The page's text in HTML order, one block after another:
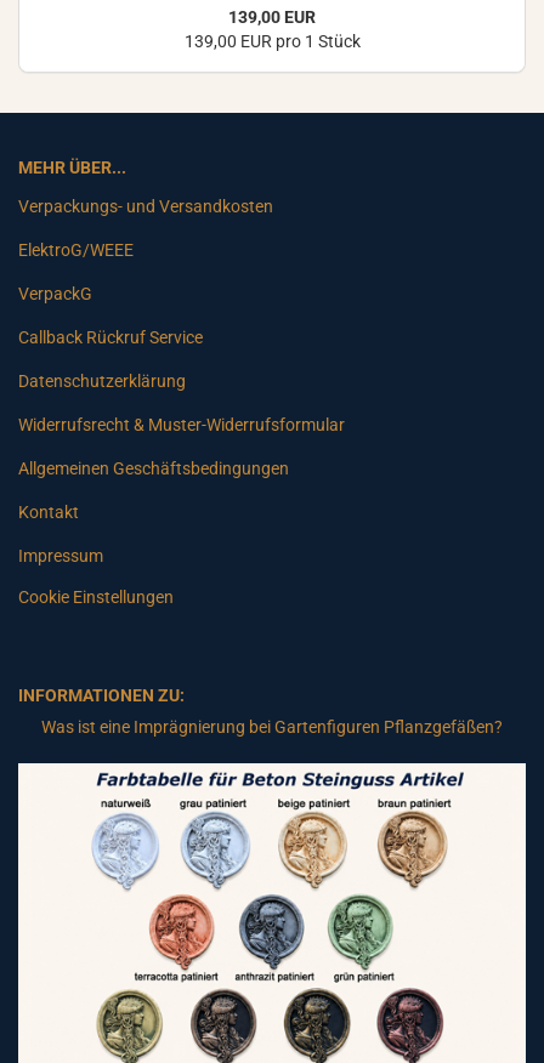
139,00 EUR
139,00 EUR pro 1 Stück
MEHR ÜBER...
Verpackungs- und Versandkosten
ElektroG/WEEE
VerpackG
Callback Rückruf Service
Datenschutzerklärung
Widerrufsrecht & Muster-Widerrufsformular
Allgemeinen Geschäftsbedingungen
Kontakt
Impressum
Cookie Einstellungen
INFORMATIONEN ZU:
Was ist eine Imprägnierung bei Gartenfiguren Pflanzgefäßen?